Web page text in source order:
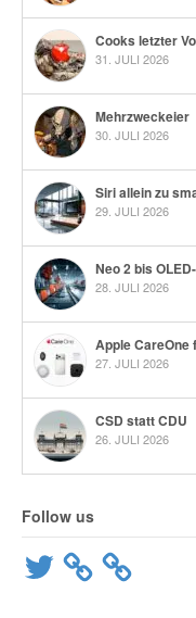
Cooks letzter
31. JULI 2026
Mehrzweckeier
30. JULI 2026
Siri allein zu
29. JULI 2026
Neo 2 bis
28. JULI 2026
Apple CareOne
27. JULI 2026
CSD statt CDU
26. JULI 2026
Follow us
Twitter